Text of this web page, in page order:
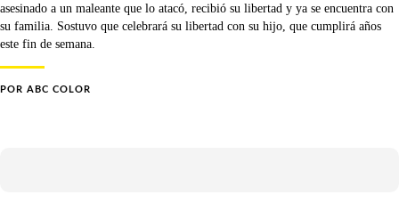
asesinado a un maleante que lo atacó, recibió su libertad y ya se encuentra con
su familia. Sostuvo que celebrará su libertad con su hijo, que cumplirá años
este fin de semana.
POR ABC COLOR